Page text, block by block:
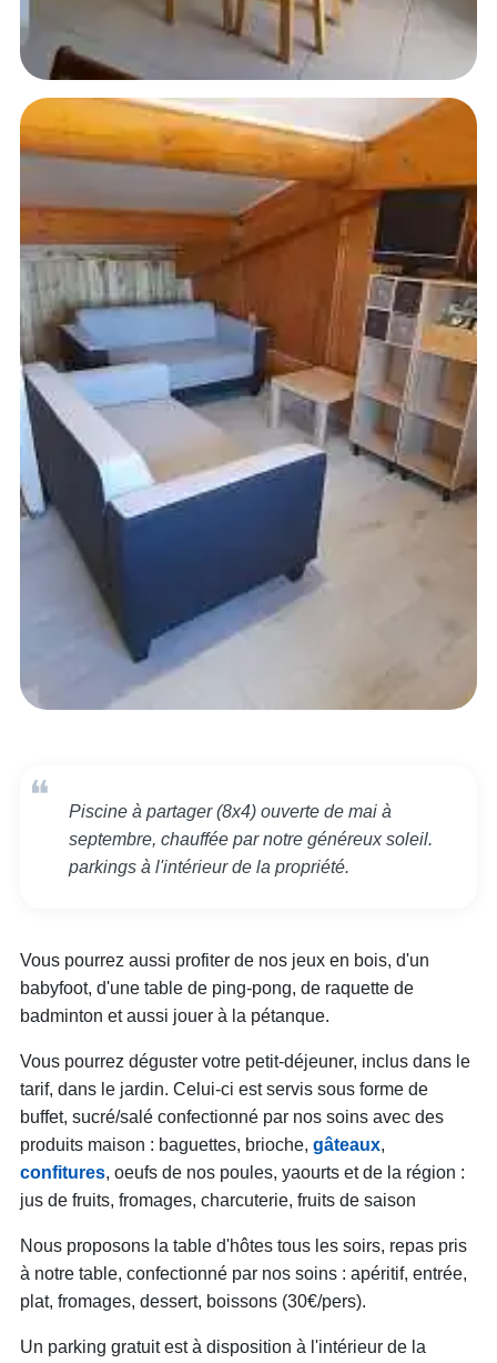
Piscine à partager (8x4) ouverte de mai à
septembre, chauffée par notre généreux soleil.
parkings à l'intérieur de la propriété.
Vous pourrez aussi profiter de nos jeux en bois, d'un
babyfoot, d'une table de ping-pong, de raquette de
badminton et aussi jouer à la pétanque.
Vous pourrez déguster votre petit-déjeuner, inclus dans le
tarif, dans le jardin. Celui-ci est servis sous forme de
buffet, sucré/salé confectionné par nos soins avec des
produits maison : baguettes, brioche, gâteaux,
confitures, oeufs de nos poules, yaourts et de la région :
jus de fruits, fromages, charcuterie, fruits de saison
Nous proposons la table d'hôtes tous les soirs, repas pris
à notre table, confectionné par nos soins : apéritif, entrée,
plat, fromages, dessert, boissons (30€/pers).
Un parking gratuit est à disposition à l'intérieur de la